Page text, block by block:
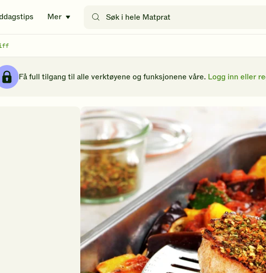
Mer
etter
Få full tilgang til alle verktøyene og funksjonene våre. Logg inn eller